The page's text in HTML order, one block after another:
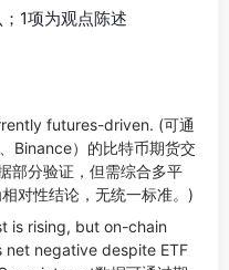
1项为观点陈述
futures-driven. (可通
Binance）的比特币期货交
部分验证，但需综合多平
对性结论，无统一标准。)
is rising, but on-chain
negative despite ETF